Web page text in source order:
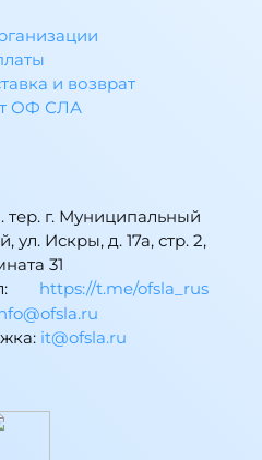
и возврат
ОФ СЛА
тер. г. Муниципальный
ул. Искры, д. 17а, стр. 2,
31
https://t.me/ofsla_rus
ur.alsfo@ti